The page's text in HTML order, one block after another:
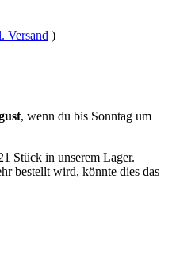
Versand )
, wenn du bis Sonntag um
Stück in unserem Lager.
bestellt wird, könnte dies das